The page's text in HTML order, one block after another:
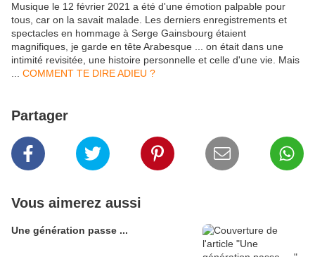
Musique le 12 février 2021 a été d'une émotion palpable pour
tous, car on la savait malade. Les derniers enregistrements et
spectacles en hommage à Serge Gainsbourg étaient
magnifiques, je garde en tête Arabesque ... on était dans une
intimité revisitée, une histoire personnelle et celle d'une vie. Mais
COMMENT TE DIRE ADIEU ?
Partager
Vous aimerez aussi
Une génération passe ...